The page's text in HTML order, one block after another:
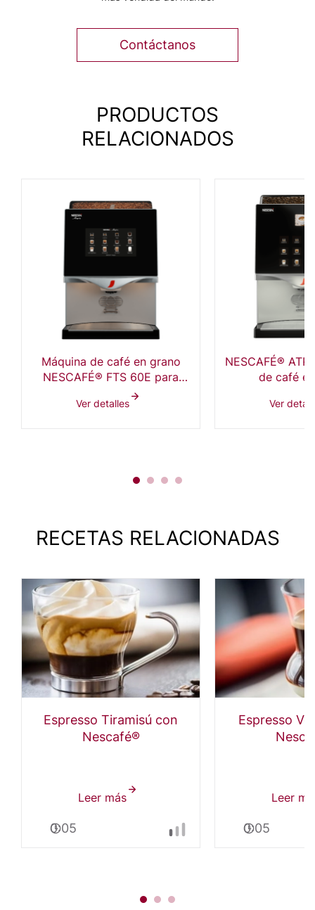
Contáctanos
PRODUCTOS
RELACIONADOS
Máquina de café en grano
NESCAFÉ® FTS 60E para
negocios
Ver detalles
NESCAFÉ®
de café
Ver
RECETAS RELACIONADAS
Espresso Tiramisú con
Nescafé®
Leer más sobre
Tiramisú
0:05
Espresso
Leer
0:05